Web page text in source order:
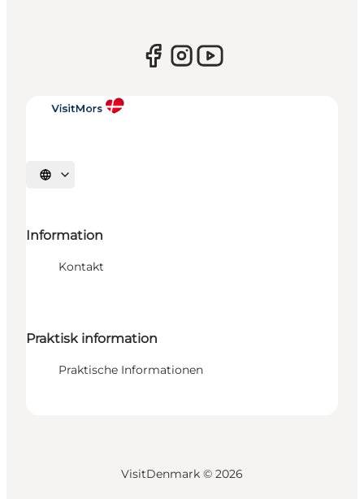
Sprache auswählen
Information
Kontakt
Praktisk information
Praktische Informationen
VisitDenmark © 2026